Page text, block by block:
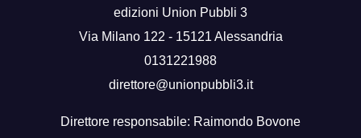
edizioni Union Pubbli 3
Via Milano 122 - 15121 Alessandria
0131221988
direttore@unionpubbli3.it
Direttore responsabile: Raimondo Bovone